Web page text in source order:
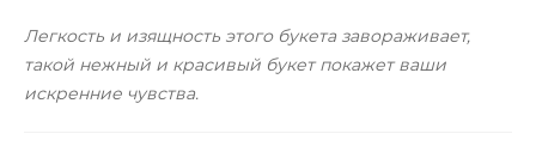
Легкость и изящность этого букета завораживает,
такой нежный и красивый букет покажет ваши
искренние чувства.